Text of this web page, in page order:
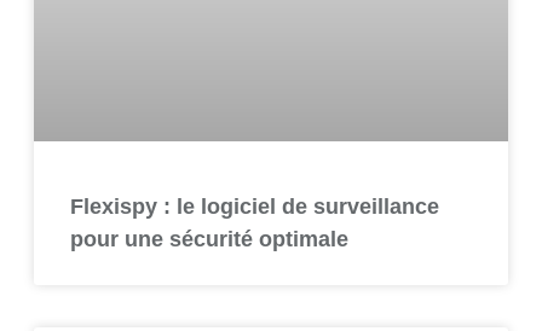
Flexispy : le logiciel de surveillance
pour une sécurité optimale